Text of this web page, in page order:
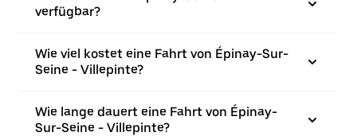
verfügbar?
Wie viel kostet eine Fahrt von Épinay-Sur-
Seine - Villepinte?
Wie lange dauert eine Fahrt von Épinay-
Sur-Seine - Villepinte?